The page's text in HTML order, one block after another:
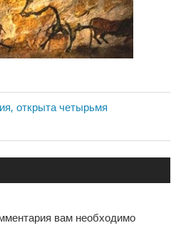
открыта четырьмя
вам необходимо